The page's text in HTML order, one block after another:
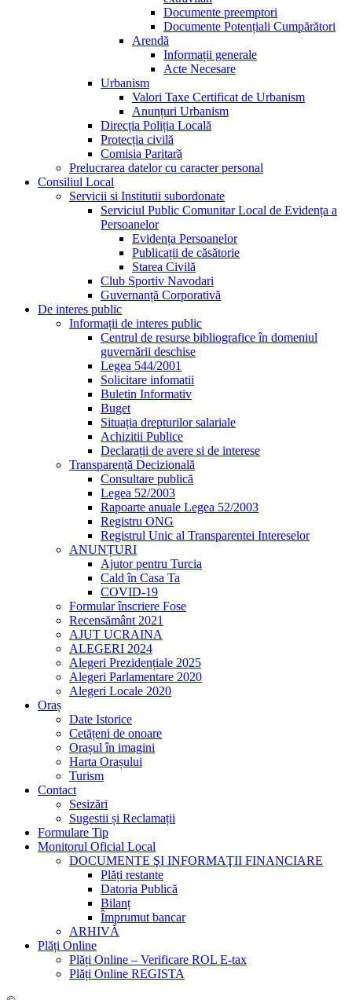
Documente preemptori
Documente Potențiali Cumpărători
Arendă
Informații generale
Acte Necesare
Urbanism
Valori Taxe Certificat de Urbanism
Anunțuri Urbanism
Direcția Poliția Locală
Protecția civilă
Comisia Paritară
Prelucrarea datelor cu caracter personal
Consiliul Local
Servicii si Institutii subordonate
Serviciul Public Comunitar Local de Evidența a
Persoanelor
Evidența Persoanelor
Publicații de căsătorie
Starea Civilă
Club Sportiv Navodari
Guvernanță Corporativă
De interes public
Informații de interes public
Centrul de resurse bibliografice în domeniul
guvernării deschise
Legea 544/2001
Solicitare infomatii
Buletin Informativ
Buget
Situația drepturilor salariale
Achizitii Publice
Declarații de avere si de interese
Transparență Decizională
Consultare publică
Legea 52/2003
Rapoarte anuale Legea 52/2003
Registru ONG
Registrul Unic al Transparentei Intereselor
ANUNȚURI
Ajutor pentru Turcia
Cald în Casa Ta
COVID-19
Formular înscriere Fose
Recensământ 2021
AJUT UCRAINA
ALEGERI 2024
Alegeri Prezidențiale 2025
Alegeri Parlamentare 2020
Alegeri Locale 2020
Oraș
Date Istorice
Cetățeni de onoare
Orașul în imagini
Harta Orașului
Turism
Contact
Sesizări
Sugestii și Reclamații
Formulare Tip
Monitorul Oficial Local
DOCUMENTE ŞI INFORMAŢII FINANCIARE
Plăți restante
Datoria Publică
Bilanț
Împrumut bancar
ARHIVĂ
Plăți Online
Plăți Online – Verificare ROL E-tax
Plăți Online REGISTA